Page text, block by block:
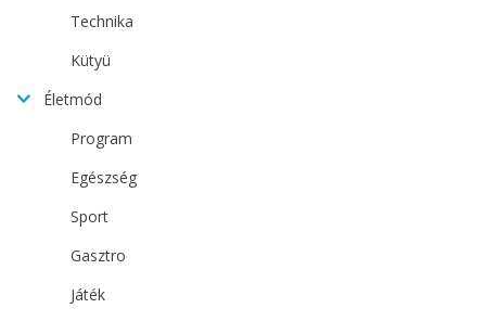
Technika
Kütyü
Életmód
Program
Egészség
Sport
Gasztro
Játék